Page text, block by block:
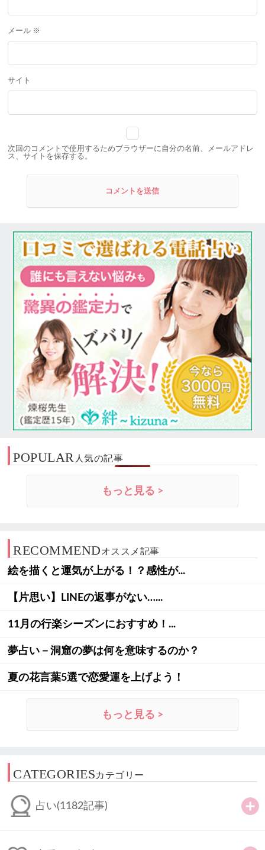
メール ※
サイト
次回のコメントで使用するためブラウザーに自分の名前、メールアドレ
ス、サイトを保存する。
POPULAR 人気の記事
もっと見る >
RECOMMENDオススメ記事
絵を描くと運気が上がる！？感性が...
【片思い】LINEの返事がない…...
11月の行楽シーズンにおすすめ！...
夢占い－洞窟の夢は何を意味するのか？
夏の花言葉5選で恋愛運を上げよう！
もっと見る >
CATEGORIESカテゴリー
占い(1182記事)